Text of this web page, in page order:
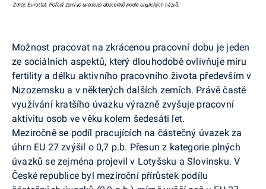
Možnost pracovat na zkrácenou pracovní dobu je jeden
ze sociálních aspektů, který dlouhodobě ovlivňuje míru
fertility a délku aktivního pracovního života především v
Nizozemsku a v některých dalších zemích. Právě časté
využívání kratšího úvazku výrazně zvyšuje pracovní
aktivitu osob ve věku kolem šedesáti let.
Meziročně se podíl pracujících na částečný úvazek za
úhrn EU 27 zvýšil o 0,7 p.b. Přesun z kategorie plných
úvazků se zejména projevil v Lotyšsku a Slovinsku. V
České republice byl meziroční přírůstek podílu